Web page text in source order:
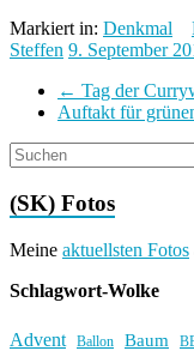
Markiert in: Denkmal
Steffen 9. September
← Tag der
Auftakt für
(SK) Fotos
Meine aktuellsten Fotos
Schlagwort-Wolke
Advent Ballon Baum